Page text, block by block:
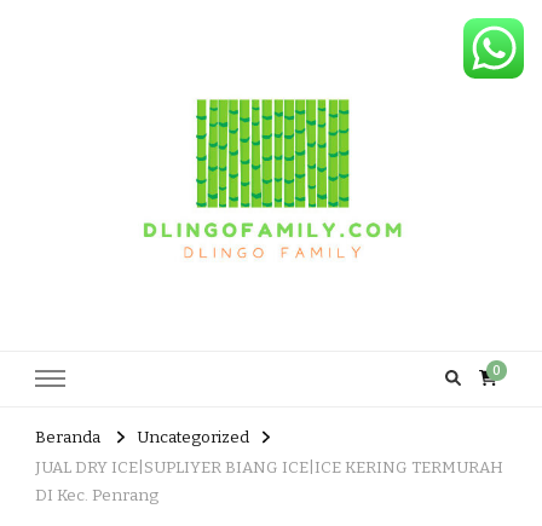
0
Beranda
Uncategorized
JUAL DRY ICE|SUPLIYER BIANG ICE|ICE KERING TERMURAH
DI Kec. Penrang